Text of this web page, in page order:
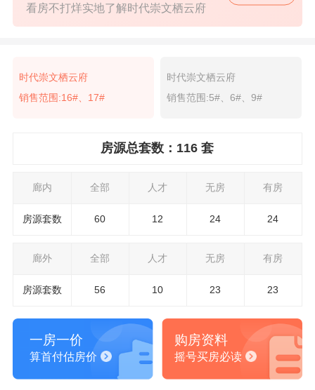
看房不打烊实地了解时代崇文栖云府
时代崇文栖云府
销售范围:16#、17#
时代崇文栖云府
销售范围:5#、6#、9#
房源总套数：116 套
廊内 全部 人才 无房 有房
房源套数 60 12 24 24
廊外 全部 人才 无房 有房
房源套数 56 10 23 23
一房一价
算首付估房价
购房资料
摇号买房必读